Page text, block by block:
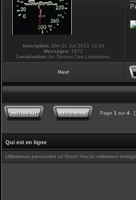
Inscription:Dim 21 Juil 2013 13:24
Messages: 1972
Localisation:Au Dessus Des Limitations.
Haut
Page 1 sur 4 [
Qui est en ligne
Utilisateurs parcourant ce forum: Aucun utilisateur